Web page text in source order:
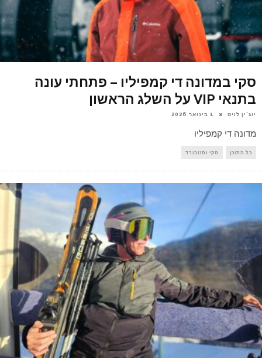
סקי במדונה די קמפיליו – פתחתי עונה
בתנאי VIP על השלג הראשון
יוג'ין לויט 1 בינואר 2026
מדונה די קמפיליו
כל התוכן סקי וסנובורד